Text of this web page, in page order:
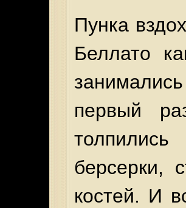
Пунка
Беллато
первый
берсерки,
костей. И